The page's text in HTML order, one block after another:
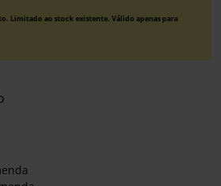
Limitado ao stock existente. Válido apenas para